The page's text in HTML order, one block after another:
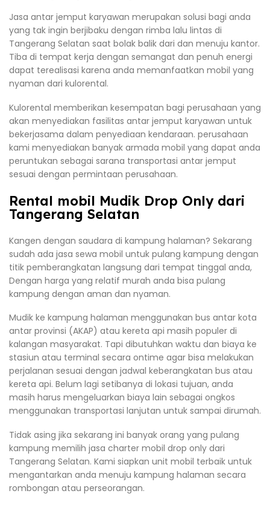
Jasa antar jemput karyawan merupakan solusi bagi anda
yang tak ingin berjibaku dengan rimba lalu lintas di
Tangerang Selatan saat bolak balik dari dan menuju kantor.
Tiba di tempat kerja dengan semangat dan penuh energi
dapat terealisasi karena anda memanfaatkan mobil yang
nyaman dari kulorental.
Kulorental memberikan kesempatan bagi perusahaan yang
akan menyediakan fasilitas antar jemput karyawan untuk
bekerjasama dalam penyediaan kendaraan. perusahaan
kami menyediakan banyak armada mobil yang dapat anda
peruntukan sebagai sarana transportasi antar jemput
sesuai dengan permintaan perusahaan.
Rental mobil Mudik Drop Only dari
Tangerang Selatan
Kangen dengan saudara di kampung halaman? Sekarang
sudah ada jasa sewa mobil untuk pulang kampung dengan
titik pemberangkatan langsung dari tempat tinggal anda,
Dengan harga yang relatif murah anda bisa pulang
kampung dengan aman dan nyaman.
Mudik ke kampung halaman menggunakan bus antar kota
antar provinsi (AKAP) atau kereta api masih populer di
kalangan masyarakat. Tapi dibutuhkan waktu dan biaya ke
stasiun atau terminal secara ontime agar bisa melakukan
perjalanan sesuai dengan jadwal keberangkatan bus atau
kereta api. Belum lagi setibanya di lokasi tujuan, anda
masih harus mengeluarkan biaya lain sebagai ongkos
menggunakan transportasi lanjutan untuk sampai dirumah.
Tidak asing jika sekarang ini banyak orang yang pulang
kampung memilih jasa charter mobil drop only dari
Tangerang Selatan. Kami siapkan unit mobil terbaik untuk
mengantarkan anda menuju kampung halaman secara
rombongan atau perseorangan.